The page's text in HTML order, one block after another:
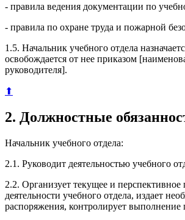
- правила ведения документации по
- правила по охране труда и пожарной
1.5. Начальник учебного отдела
освобождается от нее приказом
руководителя].
⬆
2. Должностные
Начальник учебного отдела:
2.1. Руководит деятельностью учебного
2.2. Организует текущее и перспективное
деятельности учебного отдела, издает
распоряжения, контролирует выполнение